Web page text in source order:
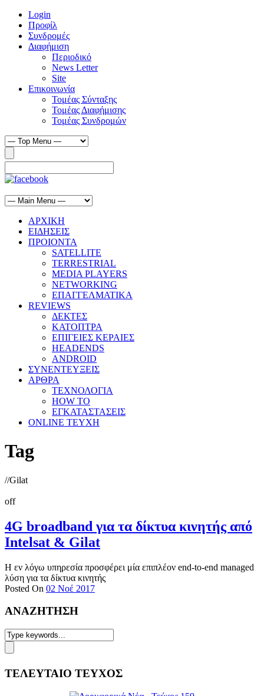
Login
Προφίλ
Συνδρομές
Διαφήμιση
Περιοδικό
News Letter
Site
Επικοινωνία
Τομέας Σύνταξης
Τομέας Διαφήμισης
Τομέας Συνδρομών
ΑΡΧΙΚΗ
ΕΙΔΗΣΕΙΣ
ΠΡΟΙΟΝΤΑ
SATELLITE
TERRESTRIAL
MEDIA PLAYERS
NETWORKING
ΕΠΑΓΓΕΛΜΑΤΙΚΑ
REVIEWS
ΔΕΚΤΕΣ
ΚΑΤΟΠΤΡΑ
ΕΠΙΓΕΙΕΣ ΚΕΡΑΙΕΣ
HEADENDS
ANDROID
ΣΥΝΕΝΤΕΥΞΕΙΣ
ΑΡΘΡΑ
ΤΕΧΝΟΛΟΓΙΑ
HOW TO
ΕΓΚΑΤΑΣΤΑΣΕΙΣ
ONLINE TEYXH
Tag
//Gilat
off
4G broadband για τα δίκτυα κινητής από
Intelsat & Gilat
Η εν λόγω υπηρεσία προσφέρει μία επιπλέον end-to-end managed
λύση για τα δίκτυα κινητής
Posted On 02 Νοέ 2017
ΑΝΑΖΗΤΗΣΗ
ΤΕΛΕΥΤΑΙΟ ΤΕΥΧΟΣ